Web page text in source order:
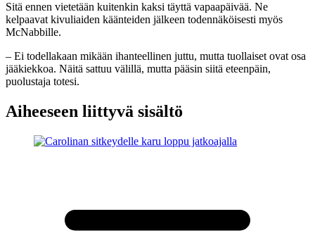
Sitä ennen vietetään kuitenkin kaksi täyttä vapaapäivää. Ne
kelpaavat kivuliaiden käänteiden jälkeen todennäköisesti myös
McNabbille.
– Ei todellakaan mikään ihanteellinen juttu, mutta tuollaiset ovat osa
jääkiekkoa. Näitä sattuu välillä, mutta pääsin siitä eteenpäin,
puolustaja totesi.
Aiheeseen liittyvä sisältö